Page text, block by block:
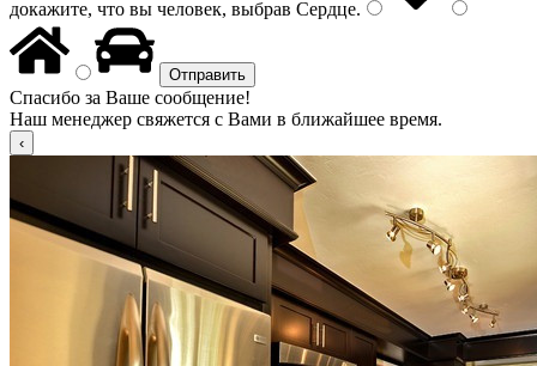
докажите, что вы человек, выбрав Сердце.
Спасибо за Ваше сообщение!
Наш менеджер свяжется с Вами в ближайшее время.